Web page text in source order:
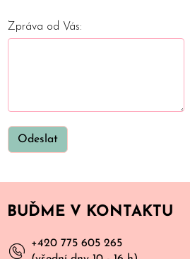
Zpráva od Vás:
Odeslat
BUĎME V KONTAKTU
+420 775 605 265